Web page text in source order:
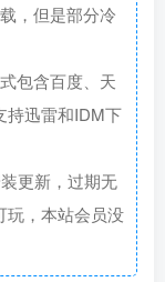
，但是部分冷
包含百度、天
持迅雷和IDM下
更新，过期无
玩，本站会员没